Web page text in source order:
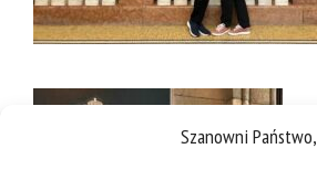
Szanowni Państwo,